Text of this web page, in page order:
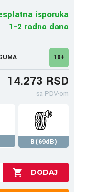
isporuka
1-2 radna dana
10+
14.273 RSD
sa PDV-om
B(69dB)